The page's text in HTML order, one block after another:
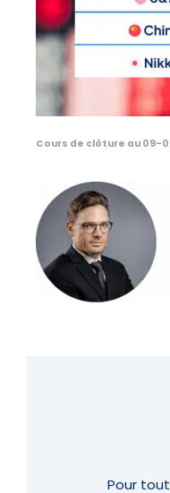
Cours de clôture au 09-
Pour